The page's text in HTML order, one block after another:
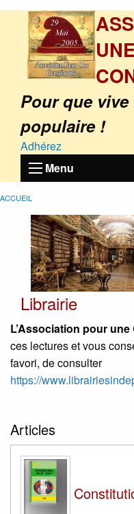
UNE
Pour que
populaire !
Adhérez
Menu
ACCUEIL
Librairie
L’Association pour
ces lectures et vous
favori, de consulter
https://
Articles